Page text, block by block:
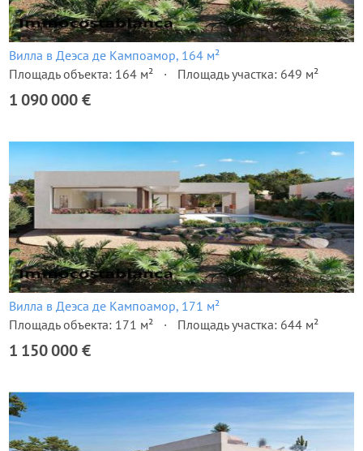
Вилла в Деэса де Кампоамор, 164 м²
Площадь объекта: 164 м²
Площадь участка: 649 м²
1 090 000 €
Вилла в Деэса де Кампоамор, 171 м²
Площадь объекта: 171 м²
Площадь участка: 644 м²
1 150 000 €